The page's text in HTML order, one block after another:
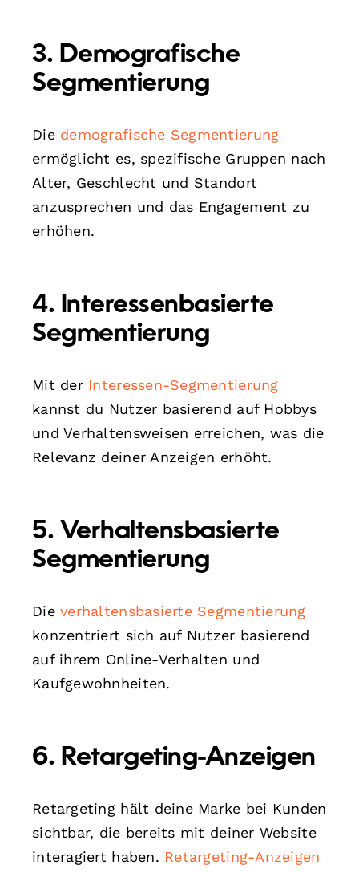
3. Demografische
Segmentierung
Die demografische Segmentierung
ermöglicht es, spezifische Gruppen nach
Alter, Geschlecht und Standort
anzusprechen und das Engagement zu
erhöhen.
4. Interessenbasierte
Segmentierung
Mit der Interessen-Segmentierung
kannst du Nutzer basierend auf Hobbys
und Verhaltensweisen erreichen, was die
Relevanz deiner Anzeigen erhöht.
5. Verhaltensbasierte
Segmentierung
Dieverhaltensbasierte Segmentierung
konzentriert sich auf Nutzer basierend
auf ihrem Online-Verhalten und
Kaufgewohnheiten.
6. Retargeting-Anzeigen
Retargeting hält deine Marke bei Kunden
sichtbar, die bereits mit deiner Website
interagiert haben. Retargeting-Anzeigen